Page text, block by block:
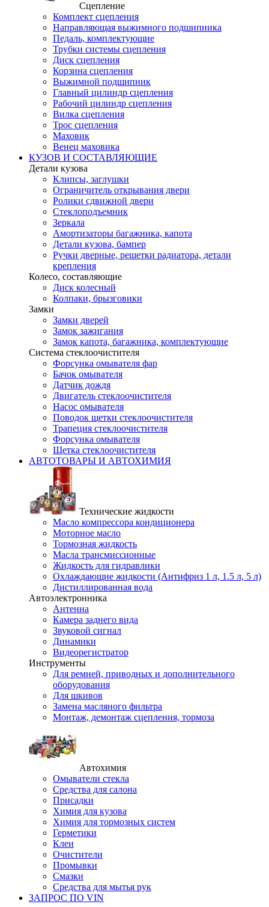
Сцепление
Комплект сцепления
Направляющая выжимного подшипника
Педаль, комплектующие
Трубки системы сцепления
Диск сцепления
Корзина сцепления
Выжимной подшипник
Главный цилиндр сцепления
Рабочий цилиндр сцепления
Вилка сцепления
Трос сцепления
Маховик
Венец маховика
КУЗОВ И СОСТАВЛЯЮЩИЕ
Детали кузова
Клипсы, заглушки
Ограничитель открывания двери
Ролики сдвижной двери
Стеклоподъемник
Зеркала
Амортизаторы багажника, капота
Детали кузова, бампер
Ручки дверные, решетки радиатора, детали
крепления
Колесо, составляющие
Диск колесный
Колпаки, брызговики
Замки
Замки дверей
Замок зажигания
Замок капота, багажника, комплектующие
Система стеклоочистителя
Форсунка омывателя фар
Бачок омывателя
Датчик дождя
Двигатель стеклоочистителя
Насос омывателя
Поводок щетки стеклоочистителя
Трапеция стеклоочистителя
Форсунка омывателя
Щетка стеклоочистителя
АВТОТОВАРЫ И АВТОХИМИЯ
Технические жидкости
Масло компрессора кондиционера
Моторное масло
Тормозная жидкость
Масла трансмиссионные
Жидкость для гидравлики
Охлаждающие жидкости (Антифриз 1 л, 1.5 л, 5 л)
Дистиллированная вода
Автоэлектронника
Антенна
Камера заднего вида
Звуковой сигнал
Динамики
Видеорегистратор
Инструменты
Для ремней, приводных и дополнительного
оборудования
Для шкивов
Замена масляного фильтра
Монтаж, демонтаж сцепления, тормоза
Автохимия
Омыватели стекла
Средства для салона
Присадки
Химия для кузова
Химия для тормозных систем
Герметики
Клеи
Очистители
Промывки
Смазки
Средства для мытья рук
ЗАПРОС ПО VIN